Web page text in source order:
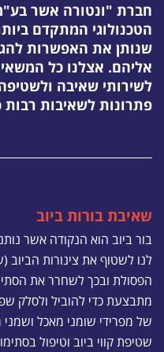
חברת "ונטורה אשר
הטכנולוגי המתקדם
שנותן את האפשרות
אליהם. אצלנו כל
לשירותי שאיבה
פתרונות לשאיבות רבות
שאיבת בורות ביוב
בור ביוב הוא הנקודה אשר
לנו לשטוף את צינורות הביוב
הפסולת ובכך לשחרר את
מתבצעת כדי להוביל ולסלק
של מפרידי שומני מאכל
שטיפת קווי ביוב וטיפול